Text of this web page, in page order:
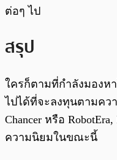
ต่อๆ ไป
สรุป
ใครก็ตามที่กำลังมองห
ไปได้ที่จะลงทุนตามคว
Chancer หรือ
ความนิยมในขณะนี้